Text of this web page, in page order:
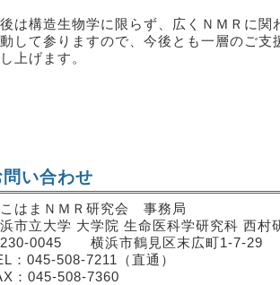
は構造生物学に限らず、広くＮＭＲに関
して参りますので、今後とも一層のご支
上げます。
問い合わせ
はまＮＭＲ研究会 事務局
市立大学 大学院 生命医科学研究科 西村
0045 横浜市鶴見区末広町1-7-29
：045-508-7211（直通）
：045-508-7360